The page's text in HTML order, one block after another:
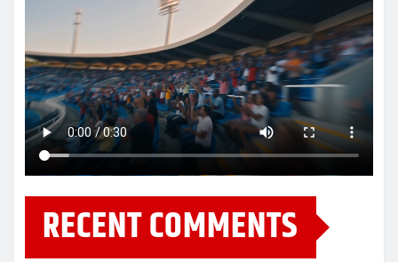
RECENT COMMENTS